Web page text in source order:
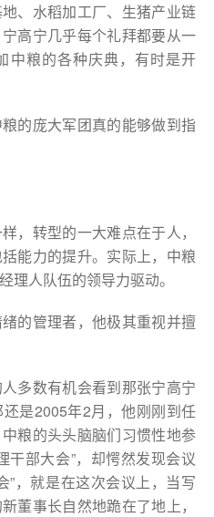
、水稻加工厂、生猪产业链
高宁几乎每个礼拜都要从一
中粮的各种庆典，有时是开
的庞大军团真的能够做到指
，转型的一大难点在于人，
能力的提升。实际上，中粮
理人队伍的领导力驱动。
的管理者，他极其重视并擅
多数有机会看到那张宁高宁
是2005年2月，他刚刚到任
粮的头头脑脑们习惯性地参
干部大会”，却愕然发现会议
”，就是在这次会议上，当写
董事长自然地跪在了地上，